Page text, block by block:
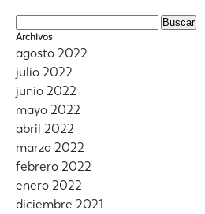
Smith
–
ADICTOS
Archivos
agosto 2022
julio 2022
junio 2022
mayo 2022
abril 2022
marzo 2022
febrero 2022
enero 2022
diciembre 2021